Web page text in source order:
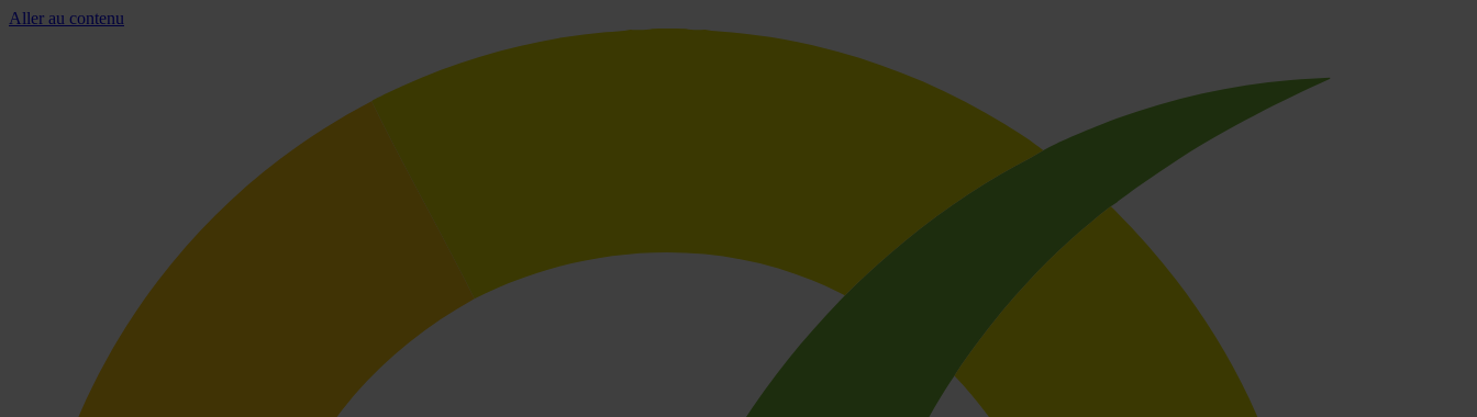
Aller au contenu